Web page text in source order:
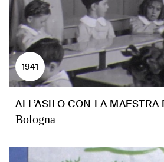
1941
ALL’ASILO CON LA MAESTRA
Bologna